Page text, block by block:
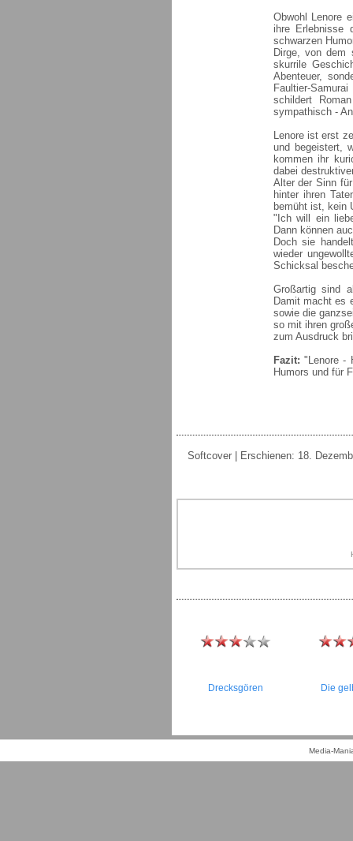
Obwohl Lenore
ihre Erlebnisse
schwarzen
Dirge, von dem
skurrile
Abenteuer,
Faultier-
schildert
sympathisch -
Lenore ist erst
und begeistert,
kommen ihr
dabei
Alter der Sinn
hinter ihren
bemüht ist, kein
"Ich will ein
Dann können
Doch sie
wieder
Schicksal
Großartig sind
Damit macht es
sowie die
so mit ihren
zum Ausdruck
Fazit: "Lenore -
Humors und für
Softcover | Erschienen: 18.
Drecksgören Die
Media-